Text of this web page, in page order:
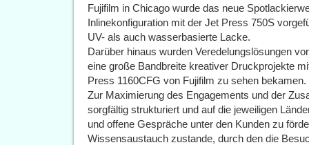
Fujifilm in Chicago wurde das neue
Inlinekonfiguration mit der Jet Press 750S
UV- als auch wasserbasierte Lacke.
Darüber hinaus wurden Veredelungslösungen
eine große Bandbreite kreativer Druckprojekte
Press 1160CFG von Fujifilm zu sehen bekamen.
Zur Maximierung des Engagements und der
sorgfältig strukturiert und auf die jeweiligen
und offene Gespräche unter den Kunden zu
Wissensaustauch zustande, durch den die